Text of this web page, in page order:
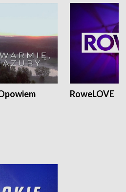
RoweLOVE